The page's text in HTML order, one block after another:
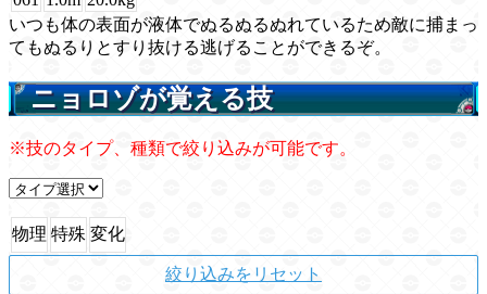
いつも体の表面が液体でぬるぬるぬれているため敵に捕まっ
てもぬるりとすり抜ける逃げることができるぞ。
ニョロゾが覚える技
※技のタイプ、種類で絞り込みが可能です。
物理 特殊 変化
絞り込みをリセット